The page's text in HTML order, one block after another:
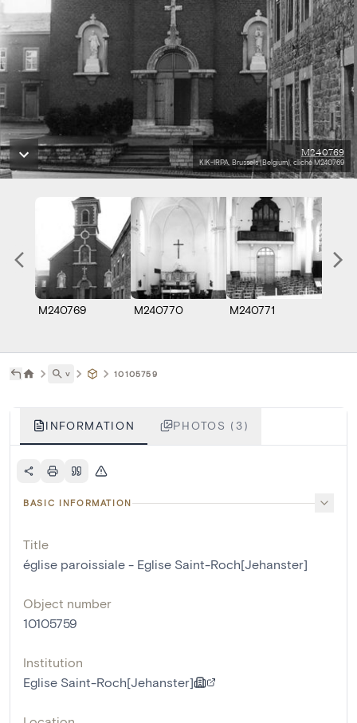
M240769
KIK-IRPA, Brussels (Belgium), cliché M240769
M240769 M240770 M240771
˅ 10105759
INFORMATION PHOTOS (3)
BASIC INFORMATION
Title
église paroissiale - Eglise Saint-Roch[Jehanster]
Object number
10105759
Institution
Eglise Saint-Roch[Jehanster]